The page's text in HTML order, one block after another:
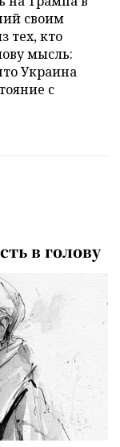
своим
тех, кто
мысль:
Украина
с
в голову